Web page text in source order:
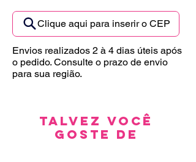
Clique aqui para inserir o CEP
Envios realizados 2 à 4 dias úteis após
o pedido. Consulte o prazo de envio
para sua região.
Talvez você
goste de